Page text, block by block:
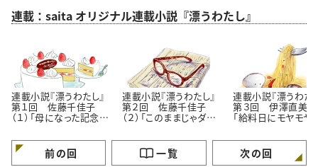
連載：saita オリジナル連載小説『漂うわたし』
連載小説『漂うわたし』
第１回 佐藤千佳子
（１）「母になった記念
連載小説『漂うわたし』
第２回 佐藤千佳子
（２）「このままじゃダ
連載小説『漂うわた
第３回 伊澤直美（
「給料日にモヤモヤ
前の回 一覧 次の回